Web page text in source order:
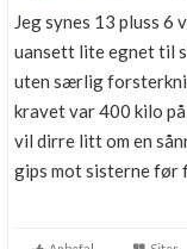
Jeg synes 13 pluss
uansett lite egnet til
uten særlig
kravet var 400 kilo
vil dirre litt om en
gips mot sisterne før